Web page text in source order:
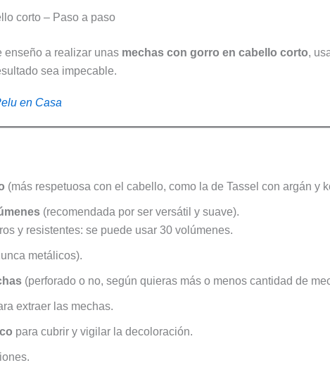
corto – Paso a paso
enseño a realizar unas mechas con gorro en cabello corto,
sea impecable.
en Casa
(más respetuosa con el cabello, como la de Tassel con argán y
(recomendada por ser versátil y suave).
y resistentes: se puede usar 30 volúmenes.
metálicos).
(perforado o no, según quieras más o menos cantidad de
extraer las mechas.
para cubrir y vigilar la decoloración.
peluquera
tu